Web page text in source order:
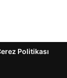
Politikası